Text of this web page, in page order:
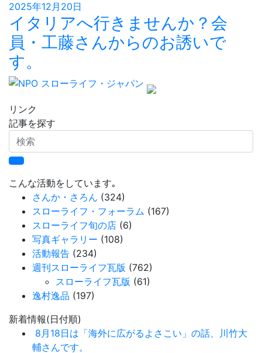
2025年12月20日
イタリアへ行きませんか？会
員・工藤さんからのお誘いで
す。
リンク
記事を探す
検
索
こんな活動をしています｡
さんか・さろん (324)
スローライフ・フォーラム (167)
スローライフ旬の店 (6)
写真ギャラリー (108)
活動報告 (234)
週刊スローライフ瓦版 (762)
スローライフ瓦版 (61)
逸村逸品 (197)
新着情報(日付順)
8月18日は「海外に広がるよさこい」の話、川竹大
輔さんです。